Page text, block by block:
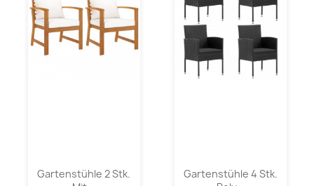
Gartenstühle 2 Stk.
Gartenstühle 4 Stk.